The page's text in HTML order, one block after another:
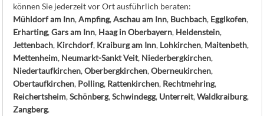
können Sie jederzeit vor Ort ausführlich beraten:
Mühldorf am Inn,Ampfing,Aschau am Inn, Buchbach, Egglkofen,
Erharting,Gars am Inn, Haag in Oberbayern, Heldenstein,
Jettenbach, Kirchdorf, Kraiburg am Inn, Lohkirchen, Maitenbeth,
Mettenheim, Neumarkt-Sankt Veit, Niederbergkirchen,
Niedertaufkirchen,Oberbergkirchen,Oberneukirchen,
Obertaufkirchen, Polling, Rattenkirchen, Rechtmehring,
Reichertsheim,Schönberg,Schwindegg, Unterreit,Waldkraiburg,
Zangberg.